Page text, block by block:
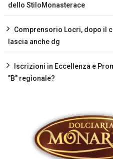
dello StiloMonasterace
Comprensorio Locri, dopo il
lascia anche dg
Iscrizioni in Eccellenza e
"B" regionale?